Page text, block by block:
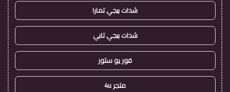
شدات ببجي تمارا
شدات ببجي تابي
فور يو ستور
متجر 4u